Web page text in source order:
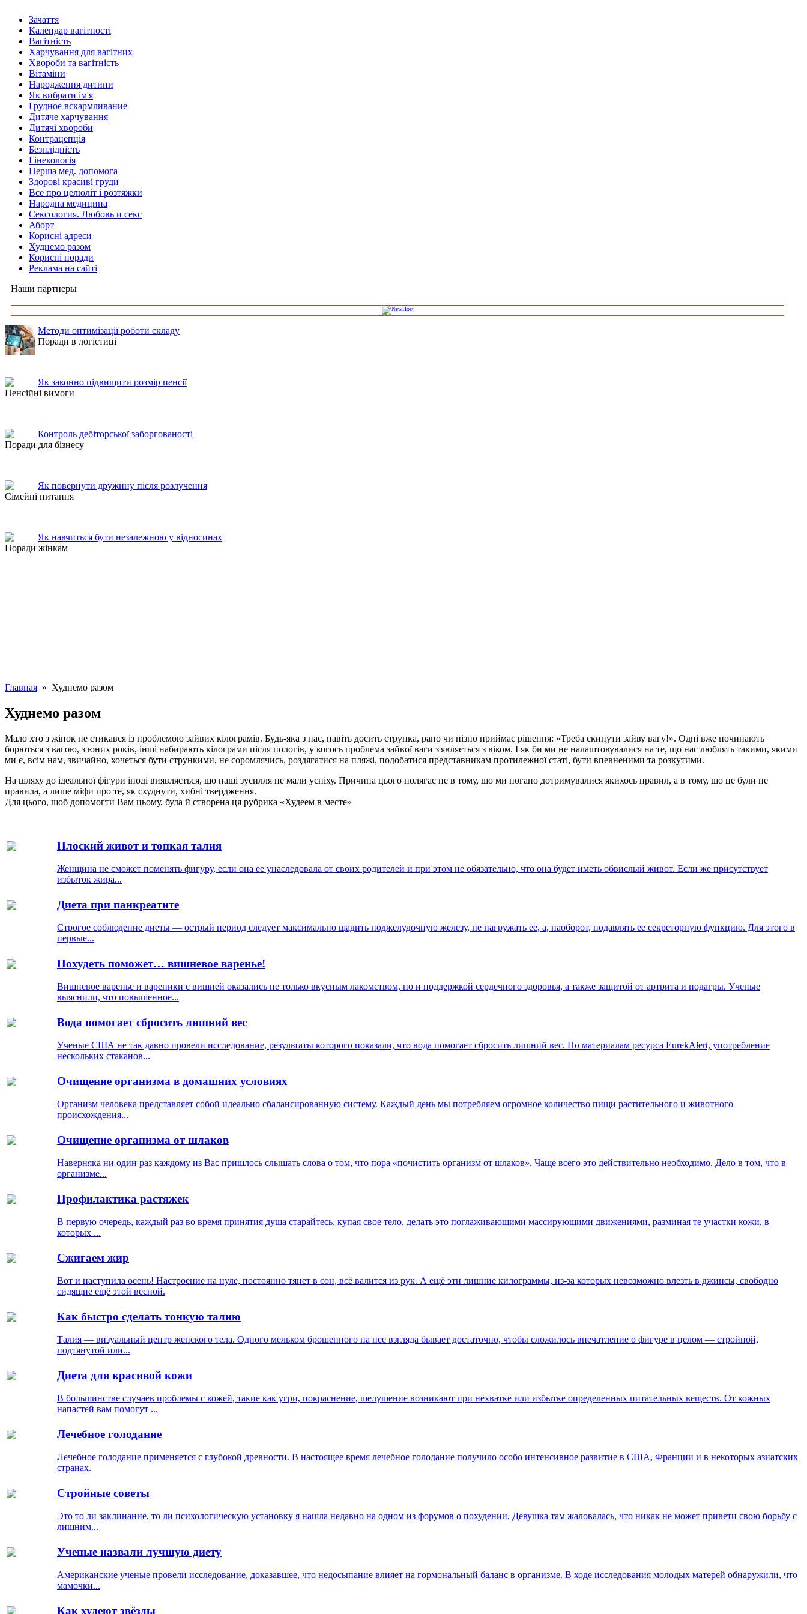
Зачаття
Календар вагітності
Вагітність
Харчування для вагітних
Хвороби та вагітність
Вітаміни
Народження дитини
Як вибрати ім'я
Грудное вскармливание
Дитяче харчування
Дитячі хвороби
Контрацепція
Безплідність
Гінекологія
Перша мед. допомога
Здорові красиві груди
Все про целюліт і розтяжки
Народна медицина
Сексология. Любовь и секс
Аборт
Корисні адреси
Худнемо разом
Корисні поради
Реклама на сайті
Наши партнеры
Методи оптимізації роботи складу
Поради в логістиці
Як законно підвищити розмір пенсії
Пенсійні вимоги
Контроль дебіторської заборгованості
Поради для бізнесу
Як повернути дружину після розлучення
Сімейні питання
Як навчиться бути незалежною у відносинах
Поради жінкам
Главная » Худнемо разом
Худнемо разом
Мало хто з жінок не стикався із проблемою зайвих кілограмів. Будь-яка з нас, навіть досить струнка, рано чи пізно приймає рішення: «Треба скинути зайву вагу!». Одні вже починають
борються з вагою, з юних років, інші набирають кілограми після пологів, у когось проблема зайвої ваги з'являється з віком. І як би ми не налаштовувалися на те, що нас люблять такими, якими
ми є, всім нам, звичайно, хочеться бути стрункими, не соромлячись, роздягатися на пляжі, подобатися представникам протилежної статі, бути впевненими та розкутими.
На шляху до ідеальної фігури іноді виявляється, що наші зусилля не мали успіху. Причина цього полягає не в тому, що ми погано дотримувалися якихось правил, а в тому, що це були не
правила, а лише міфи про те, як схуднути, хибні твердження.
Для цього, щоб допомогти Вам цьому, була й створена ця рубрика «Худеем в месте»
Плоский живот и тонкая талия
Женщина не сможет поменять фигуру, если она ее унаследовала от своих родителей и при этом не обязательно, что она будет иметь обвислый живот. Если же присутствует
избыток жира...
Диета при панкреатите
Строгое соблюдение диеты — острый период следует максимально щадить поджелудочную железу, не нагружать ее, а, наоборот, подавлять ее секреторную функцию. Для этого в
первые...
Похудеть поможет… вишневое варенье!
Вишневое варенье и вареники с вишней оказались не только вкусным лакомством, но и поддержкой сердечного здоровья, а также защитой от артрита и подагры. Ученые
выяснили, что повышенное...
Вода помогает сбросить лишний вес
Ученые США не так давно провели исследование, результаты которого показали, что вода помогает сбросить лишний вес. По материалам ресурса EurekAlert, употребление
нескольких стаканов...
Очищение организма в домашних условиях
Организм человека представляет собой идеально сбалансированную систему. Каждый день мы потребляем огромное количество пищи растительного и животного
происхождения...
Очищение организма от шлаков
Наверняка ни один раз каждому из Вас пришлось слышать слова о том, что пора «почистить организм от шлаков». Чаще всего это действительно необходимо. Дело в том, что в
организме...
Профилактика растяжек
В первую очередь, каждый раз во время принятия душа старайтесь, купая свое тело, делать это поглаживающими массирующими движениями, разминая те участки кожи, в
которых ...
Сжигаем жир
Вот и наступила осень! Настроение на нуле, постоянно тянет в сон, всё валится из рук. А ещё эти лишние килограммы, из-за которых невозможно влезть в джинсы, свободно
сидящие ещё этой весной.
Как быстро сделать тонкую талию
Талия — визуальный центр женского тела. Одного мельком брошенного на нее взгляда бывает достаточно, чтобы сложилось впечатление о фигуре в целом — стройной,
подтянутой или...
Диета для красивой кожи
В большинстве случаев проблемы с кожей, такие как угри, покраснение, шелушение возникают при нехватке или избытке определенных питательных веществ. От кожных
напастей вам помогут ...
Лечебное голодание
Лечебное голодание применяется с глубокой древности. В настоящее время лечебное голодание получило особо интенсивное развитие в США, Франции и в некоторых азиатских
странах.
Стройные советы
Это то ли заклинание, то ли психологическую установку я нашла недавно на одном из форумов о похудении. Девушка там жаловалась, что никак не может привети свою борьбу с
лишним...
Ученые назвали лучшую диету
Американские ученые провели исследование, доказавшее, что недосыпание влияет на гормональный баланс в организме. В ходе исследования молодых матерей обнаружили, что
мамочки...
Как худеют звёзды